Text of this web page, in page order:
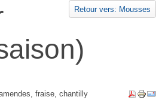
Retour vers: Mousses
fraise, chantilly